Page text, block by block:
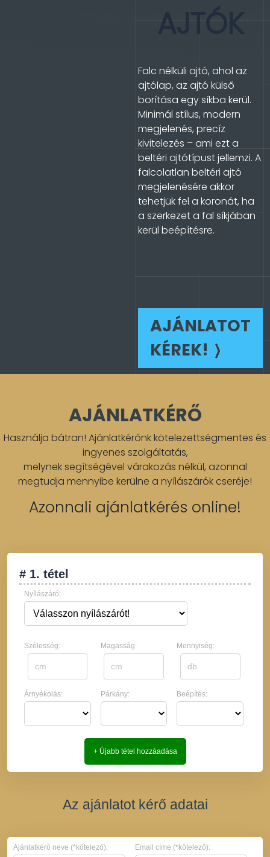
AJTÓK
Falc nélküli ajtó, ahol az
ajtólap, az ajtó külső
borítása egy síkba kerül.
Minimál stílus, modern
megjelenés, precíz
kivitelezés – ami ezt a
beltéri ajtótípust jellemzi. A
falcolatlan beltéri ajtó
megjelenésére akkor
tehetjük fel a koronát, ha
a szerkezet a fal síkjában
kerül beépítésre.
AJÁNLATOT
KÉREK!
AJÁNLATKÉRŐ
Használja bátran! Ajánlatkérőnk kötelezettségmentes és
ingyenes szolgáltatás,
melynek segítségével várakozás nélkül, azonnal
megtudja mennyibe kerülne a nyílászárók cseréje!
Azonnali ajánlatkérés online!
# 1. tétel
Nyílászáró:
Szélesség: Magasság: Mennyiség:
Árnyékolás: Párkány: Beépítés:
+ Újabb tétel hozzáadása
Az ajánlatot kérő adatai
Ajánlatkérő neve (*kötelező): Email címe (*kötelező):